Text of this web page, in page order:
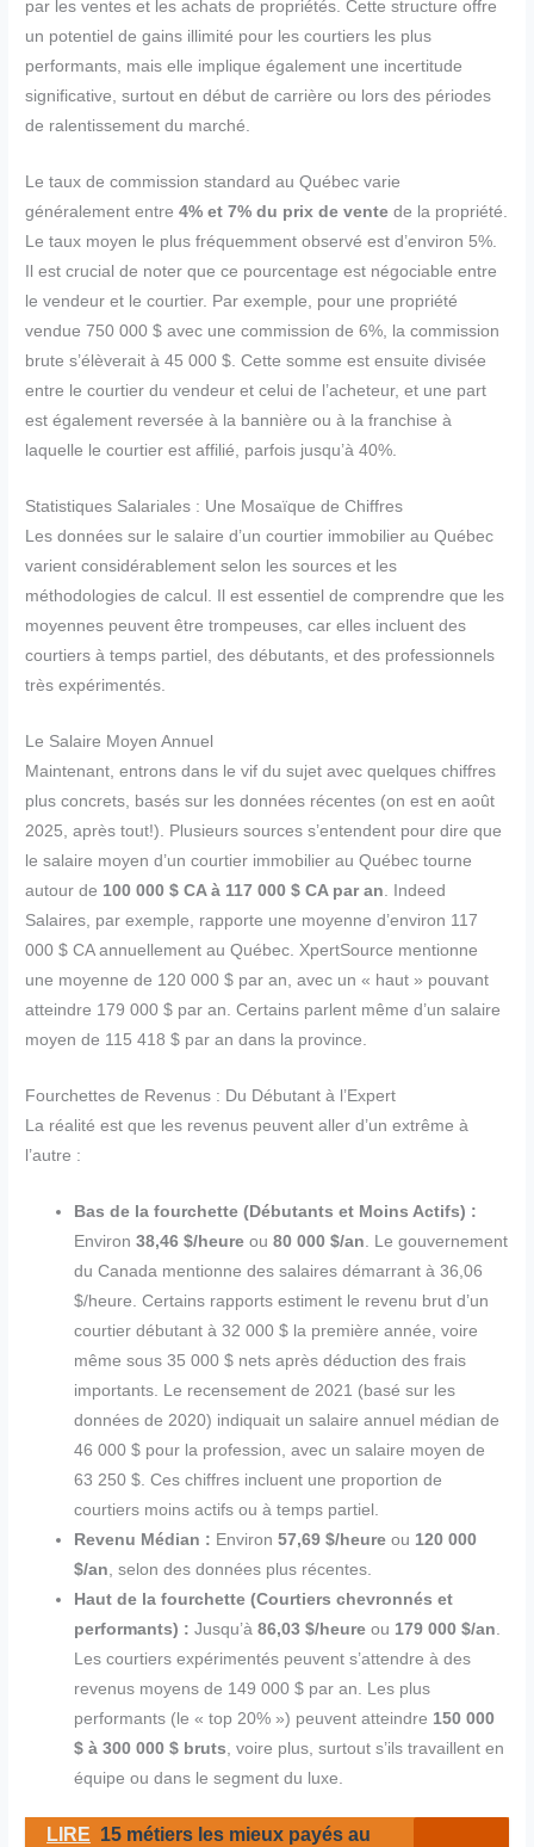
par les ventes et les achats de propriétés. Cette structure offre
un potentiel de gains illimité pour les courtiers les plus
performants, mais elle implique également une incertitude
significative, surtout en début de carrière ou lors des périodes
de ralentissement du marché.
Le taux de commission standard au Québec varie
généralement entre4% et 7% du prix de vente de la propriété.
Le taux moyen le plus fréquemment observé est d’environ 5%.
Il est crucial de noter que ce pourcentage est négociable entre
le vendeur et le courtier. Par exemple, pour une propriété
vendue 750 000 $ avec une commission de 6%, la commission
brute s’élèverait à 45 000 $. Cette somme est ensuite divisée
entre le courtier du vendeur et celui de l’acheteur, et une part
est également reversée à la bannière ou à la franchise à
laquelle le courtier est affilié, parfois jusqu’à 40%.
Statistiques Salariales : Une Mosaïque de Chiffres
Les données sur le salaire d’un courtier immobilier au Québec
varient considérablement selon les sources et les
méthodologies de calcul. Il est essentiel de comprendre que les
moyennes peuvent être trompeuses, car elles incluent des
courtiers à temps partiel, des débutants, et des professionnels
très expérimentés.
Le Salaire Moyen Annuel
Maintenant, entrons dans le vif du sujet avec quelques chiffres
plus concrets, basés sur les données récentes (on est en août
2025, après tout!). Plusieurs sources s’entendent pour dire que
le salaire moyen d’un courtier immobilier au Québec tourne
autour de 100 000 $ CA à 117 000 $ CA par an . Indeed
Salaires, par exemple, rapporte une moyenne d’environ 117
000 $ CA annuellement au Québec. XpertSource mentionne
une moyenne de 120 000 $ par an, avec un « haut » pouvant
atteindre 179 000 $ par an. Certains parlent même d’un salaire
moyen de 115 418 $ par an dans la province.
Fourchettes de Revenus : Du Débutant à l’Expert
La réalité est que les revenus peuvent aller d’un extrême à
l’autre :
Bas de la fourchette (Débutants et Moins Actifs) :
Environ38,46 $/heure ou80 000 $/an . Le gouvernement
du Canada mentionne des salaires démarrant à 36,06
$/heure. Certains rapports estiment le revenu brut d’un
courtier débutant à 32 000 $ la première année, voire
même sous 35 000 $ nets après déduction des frais
importants. Le recensement de 2021 (basé sur les
données de 2020) indiquait un salaire annuel médian de
46 000 $ pour la profession, avec un salaire moyen de
63 250 $. Ces chiffres incluent une proportion de
courtiers moins actifs ou à temps partiel.
Revenu Médian : Environ57,69 $/heure ou 120 000
$/an , selon des données plus récentes.
Haut de la fourchette (Courtiers chevronnés et
performants) : Jusqu’à86,03 $/heure ou 179 000 $/an
Les courtiers expérimentés peuvent s’attendre à des
revenus moyens de 149 000 $ par an. Les plus
performants (le « top 20% ») peuvent atteindre 150 000
$ à 300 000 $ bruts , voire plus, surtout s’ils travaillent en
équipe ou dans le segment du luxe.
LIRE 15 métiers les mieux payés au